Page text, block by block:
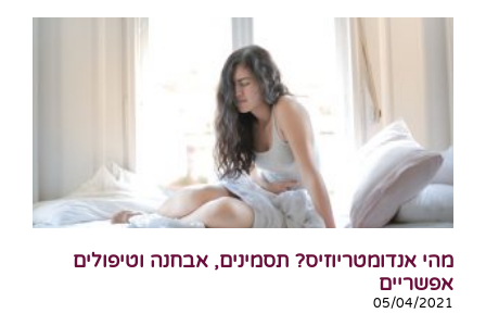
מהי אנדומטריוזיס? תסמינים, אבחנה וטיפולים
אפשריים
05/04/2021